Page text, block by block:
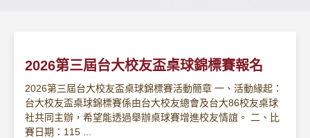
2026第三屆台大校友盃桌球錦標賽報名
2026第三屆台大校友盃桌球錦標賽活動簡章 一、活動緣起：
台大校友盃桌球錦標賽係由台大校友總會及台大86校友桌球
社共同主辦，希望能透過舉辦桌球賽增進校友情誼。 二、比
賽日期：115 ...